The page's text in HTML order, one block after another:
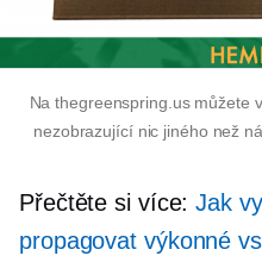
Na thegreenspring.us můžete
nezobrazující nic jiného než
Přečtěte si více:Jak
propagovat výkonné